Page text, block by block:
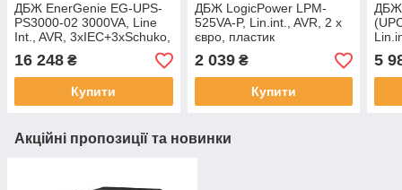
ДБЖ EnerGenie EG-UPS-
PS3000-02 3000VA, Line
Int., AVR, 3xIEC+3xSchuko,
метал
16 248 ₴
Купити
ДБЖ LogicPower LPM-
525VA-P, Lin.int., AVR, 2 x
євро, пластик
2 039₴
Купити
ДБЖ
5
Акційні пропозиції та новинки